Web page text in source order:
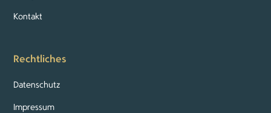
Kontakt
Rechtliches
Datenschutz
Impressum